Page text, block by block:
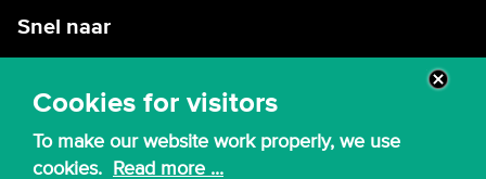
Cookies for visitors
To make our website work properly, we use
cookies. Read more ...
Snel naar
Webmail
Canvas